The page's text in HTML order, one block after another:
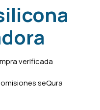
verificada
seQura